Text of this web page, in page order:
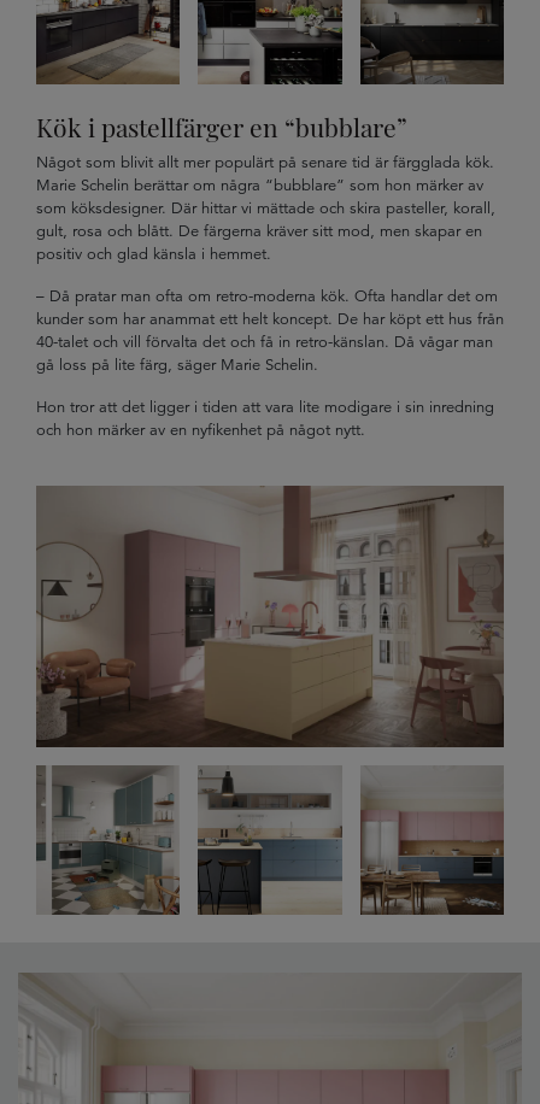
Kök i pastellfärger en “bubblare”
Något som blivit allt mer populärt på senare tid är färgglada kök.
Marie Schelin berättar om några “bubblare” som hon märker av
som köksdesigner. Där hittar vi mättade och skira pasteller, korall,
gult, rosa och blått. De färgerna kräver sitt mod, men skapar en
positiv och glad känsla i hemmet.
– Då pratar man ofta om retro-moderna kök. Ofta handlar det om
kunder som har anammat ett helt koncept. De har köpt ett hus från
40-talet och vill förvalta det och få in retro-känslan. Då vågar man
gå loss på lite färg, säger Marie Schelin.
Hon tror att det ligger i tiden att vara lite modigare i sin inredning
och hon märker av en nyfikenhet på något nytt.